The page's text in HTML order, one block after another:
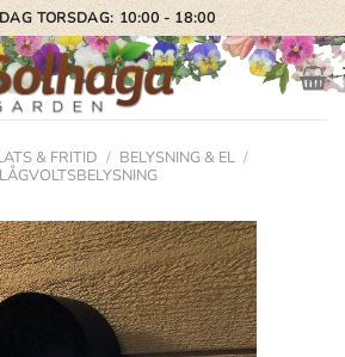
TORSDAG: 10:00 - 18:00
& FRITID / BELYSNING & EL /
LÅGVOLTSBELYSNING